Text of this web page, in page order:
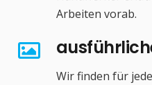
Arbeiten vorab.
Wir finden für